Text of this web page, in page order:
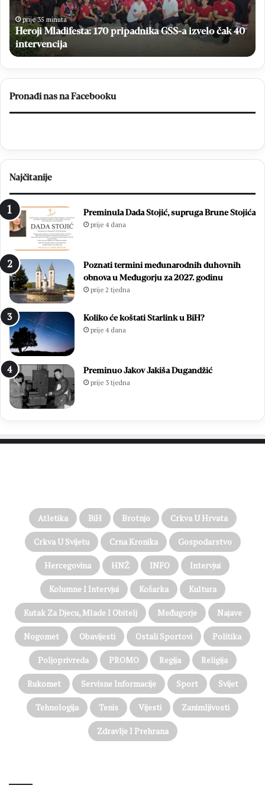
drame
svladala
Brazil
prije 54 minute
Sjajan debi Ljubice Dugandžić: Hrvatska nakon drame
svladala Brazil
iz
je
Pronađi nas na Facebooku
Najčitanije
Preminula Dada Stojić, supruga Brune Stojića
prije 4 dana
Poznati termini međunarodnih duhovnih
obnova u Međugorju za 2027. godinu
prije 2 tjedna
Koliko će koštati Starlink u BiH?
prije 4 dana
Preminuo Jakov Jakiša Dugandžić
prije 3 tjedna
Atletika BiH Brotnjo Crkva U Hrvata
Crkva U Svijetu Crna Kronika Gospodarstvo
Hercegovina HNŽ INFO Intervjui
Kolumne I Intervjui Košarka Kultura
Kutak Za Djecu, Mlade I Obitelj Međugorje Najave
Nogomet Obavijesti Ostali Sportovi Politika
Poljoprivreda PROMO Regija Religija
Rukomet Servisne Informacije Sport Svijet
Tehnologija Tenis Vijesti Zanimljivosti
Zdravlje I Prehrana